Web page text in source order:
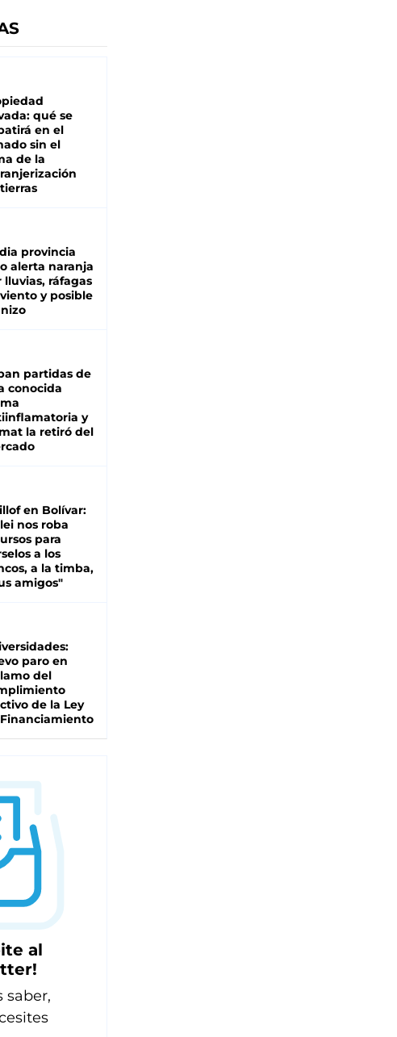
qué se
en el
sin el
de la
provincia
alerta naranja
lluvias, ráfagas
y posible
partidas de
conocida
y
la retiró del
en Bolívar:
nos roba
para
a los
a la timba,
amigos"
paro en
del
de la Ley
al
saber,